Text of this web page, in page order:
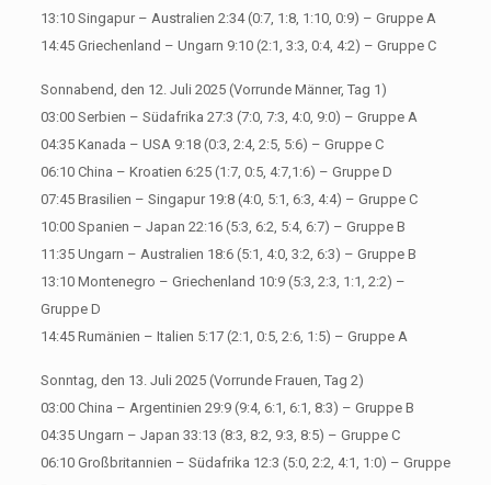
13:10 Singapur – Australien 2:34 (0:7, 1:8, 1:10, 0:9) – Gruppe A
14:45 Griechenland – Ungarn 9:10 (2:1, 3:3, 0:4, 4:2) – Gruppe C
Sonnabend, den 12. Juli 2025 (Vorrunde Männer, Tag 1)
03:00 Serbien – Südafrika 27:3 (7:0, 7:3, 4:0, 9:0) – Gruppe A
04:35 Kanada – USA 9:18 (0:3, 2:4, 2:5, 5:6) – Gruppe C
06:10 China – Kroatien 6:25 (1:7, 0:5, 4:7,1:6) – Gruppe D
07:45 Brasilien – Singapur 19:8 (4:0, 5:1, 6:3, 4:4) – Gruppe C
10:00 Spanien – Japan 22:16 (5:3, 6:2, 5:4, 6:7) – Gruppe B
11:35 Ungarn – Australien 18:6 (5:1, 4:0, 3:2, 6:3) – Gruppe B
13:10 Montenegro – Griechenland 10:9 (5:3, 2:3, 1:1, 2:2) –
Gruppe D
14:45 Rumänien – Italien 5:17 (2:1, 0:5, 2:6, 1:5) – Gruppe A
Sonntag, den 13. Juli 2025 (Vorrunde Frauen, Tag 2)
03:00 China – Argentinien 29:9 (9:4, 6:1, 6:1, 8:3) – Gruppe B
04:35 Ungarn – Japan 33:13 (8:3, 8:2, 9:3, 8:5) – Gruppe C
06:10 Großbritannien – Südafrika 12:3 (5:0, 2:2, 4:1, 1:0) – Gruppe